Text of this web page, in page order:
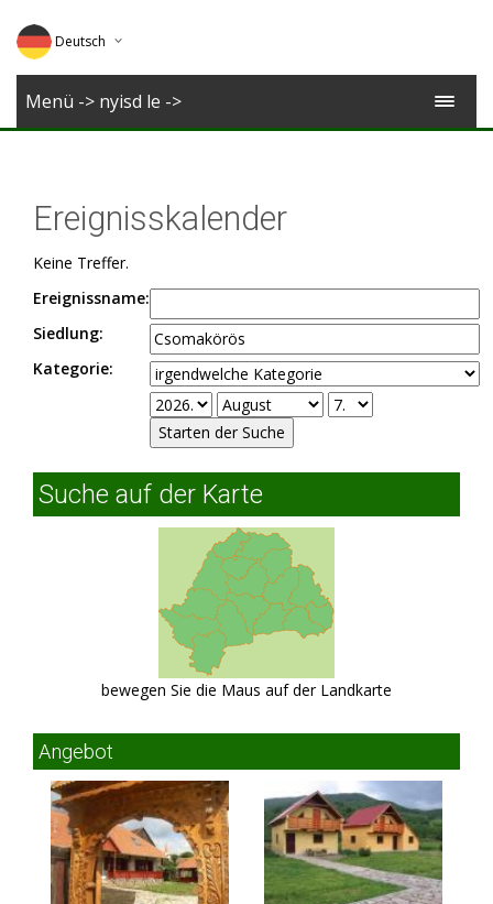
Deutsch
English
Menü -> nyisd le ->
Ereignisskalender
Keine Treffer.
Ereignissname:
Siedlung:
Kategorie:
Suche auf der Karte
bewegen Sie die Maus auf der Landkarte
Angebot